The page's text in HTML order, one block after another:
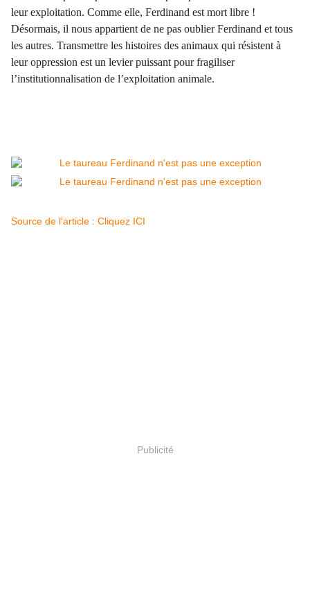
leur exploitation. Comme elle, Ferdinand est mort libre !
Désormais, il nous appartient de ne pas oublier Ferdinand et tous
les autres. Transmettre les histoires des animaux qui résistent à
leur oppression est un levier puissant pour fragiliser
l’institutionnalisation de l’exploitation animale.
Source de l'article : Cliquez ICI
Publicité